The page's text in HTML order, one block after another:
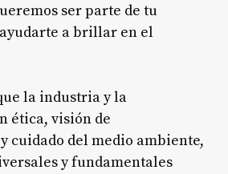
ser parte de tu
a brillar en el
la industria y la
ética, visión de
cuidado del medio ambiente,
y fundamentales